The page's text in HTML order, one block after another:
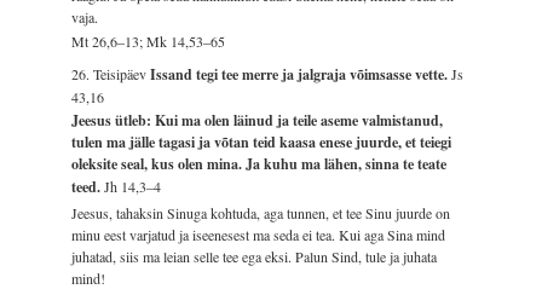
vaja.
Mt 26,6–13; Mk 14,53–65
26. TeisipäevIssand tegi tee merre ja jalgraja võimsasse vette.Js
43,16
Jeesus ütleb: Kui ma olen läinud ja teile aseme valmistanud,
tulen ma jälle tagasi ja võtan teid kaasa enese juurde, et teiegi
oleksite seal, kus olen mina. Ja kuhu ma lähen, sinna te teate
teed.Jh 14,3–4
Jeesus, tahaksin Sinuga kohtuda, aga tunnen, et tee Sinu juurde on
minu eest varjatud ja iseenesest ma seda ei tea. Kui aga Sina mind
juhatad, siis ma leian selle tee ega eksi. Palun Sind, tule ja juhata
mind!